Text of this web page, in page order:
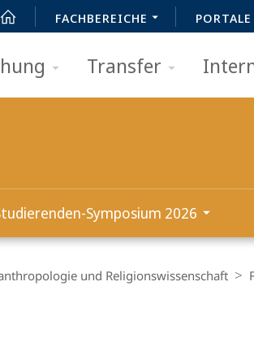
FACHBEREICHE PORTALE
Transfer
Symposium 2026
und Religionswissenschaft